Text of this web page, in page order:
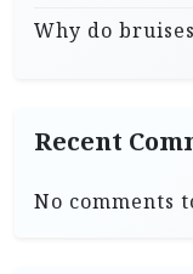
Why do
Recent
No comments